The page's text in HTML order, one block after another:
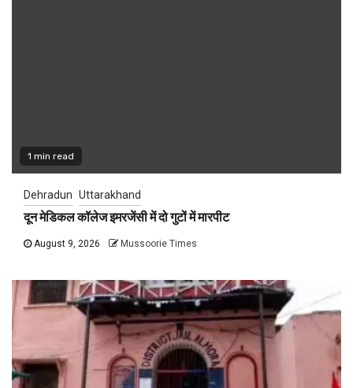
1 min read
Dehradun Uttarakhand
दून मेडिकल कॉलेज इमरजेंसी में दो गुटों में मारपीट
August 9, 2026 Mussoorie Times